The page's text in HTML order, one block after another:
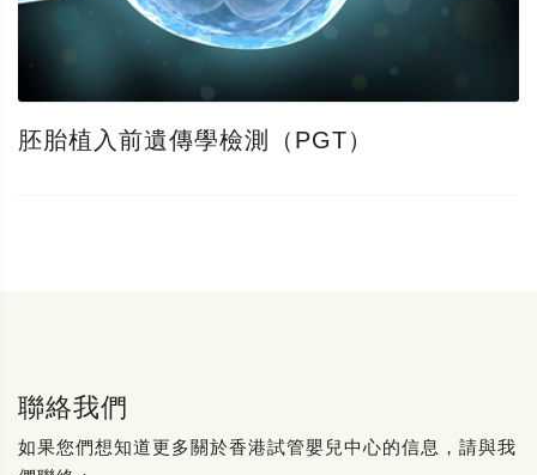
胚胎植入前遺傳學檢測（PGT）
聯絡我們
如果您們想知道更多關於香港試管嬰兒中心的信息，請與我